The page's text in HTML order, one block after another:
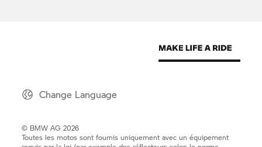
Change Language
© BMW AG 2026
Toutes les motos sont fournis uniquement avec un équipement